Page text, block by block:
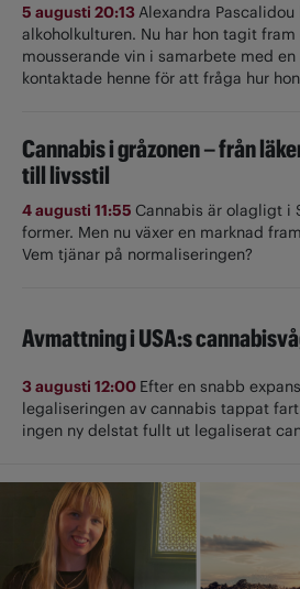
5 augusti 20:13Alexandra
alkoholkulturen. Nu har hon tagit
mousserande vin i samarbete med
kontaktade henne för att fråga hur
Cannabis i gråzonen – från
till livsstil
4 augusti 11:55 Cannabis är olagligt i
former. Men nu växer en marknad
Vem tjänar på normaliseringen?
Avmattning i USA:s
3 augusti 12:00 Efter en snabb
legaliseringen av cannabis tappat
ingen ny delstat fullt ut ­legaliserat